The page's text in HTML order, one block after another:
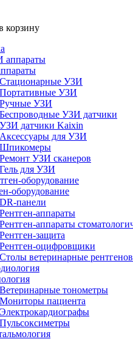
корзину
Стационарные УЗИ
Портативные УЗИ
Ручные УЗИ
Беспроводные УЗИ датчики
УЗИ датчики Kaixin
Аксессуары для УЗИ
Шпикомеры
Ремонт УЗИ сканеров
Гель для УЗИ
оборудование
DR-панели
Рентген-аппараты
Рентген-аппараты
Рентген-защита
Рентген-оцифровщики
Столы ветеринарные
Ветеринарные тонометры
Мониторы пациента
Электрокардиографы
Пульсоксиметры